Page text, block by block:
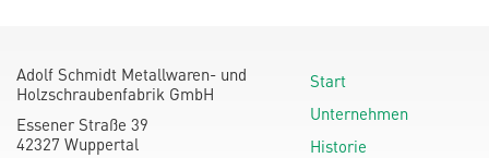
Adolf Schmidt Metallwaren- und
Holzschraubenfabrik GmbH
Essener Straße 39
42327 Wuppertal
Start
Unternehmen
Historie